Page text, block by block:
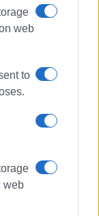
web
to
web
επίκεντρο
Δημάρχου με τον